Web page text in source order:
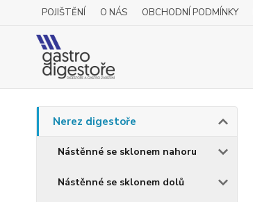
POJIŠTĚNÍ O NÁS OBCHODNÍ PODMÍNKY
Nerez digestoře
Nástěnné se sklonem nahoru
Nástěnné se sklonem dolů